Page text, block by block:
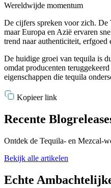
Wereldwijde momentum
De cijfers spreken voor zich. De
maar Europa en Azië ervaren
trend naar authenticiteit, erfgoed
De huidige groei van tequila is
omdat producenten
eigenschappen die tequila
Kopieer link
Recente
Ontdek de Tequila- en Mezcal-
Bekijk alle artikelen
Echte